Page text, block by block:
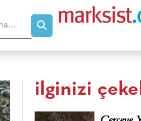
ilginizi